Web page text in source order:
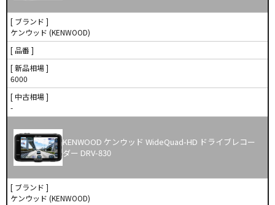
[ ブランド ]
ケンウッド (KENWOOD)
[ 品番 ]
[ 新品相場 ]
6000
[ 中古相場 ]
-
KENWOOD ケンウッド WideQuad-HD ドライブレコー
ダー DRV-830
[ ブランド ]
ケンウッド (KENWOOD)